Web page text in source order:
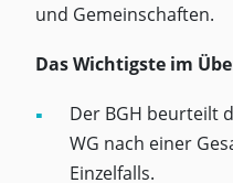
und Gemeinschaften.
Das Wichtigste im
Der BGH beurteilt
WG nach einer
Einzelfalls.